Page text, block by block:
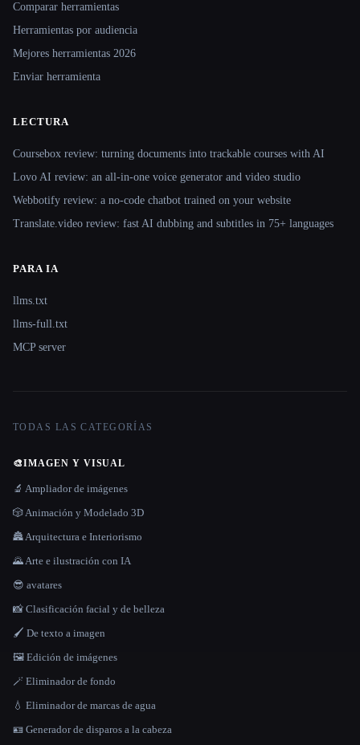
Comparar herramientas
Herramientas por audiencia
Mejores herramientas 2026
Enviar herramienta
LECTURA
Coursebox review: turning documents into trackable courses with AI
Lovo AI review: an all-in-one voice generator and video studio
Webbotify review: a no-code chatbot trained on your website
Translate.video review: fast AI dubbing and subtitles in 75+ languages
PARA IA
llms.txt
llms-full.txt
MCP server
TODAS LAS CATEGORÍAS
🎨IMAGEN Y VISUAL
🔬 Ampliador de imágenes
🎲 Animación y Modelado 3D
🏯 Arquitectura e Interiorismo
🌄 Arte e ilustración con IA
😎 avatares
📸 Clasificación facial y de belleza
🖌️ De texto a imagen
🖼️ Edición de imágenes
🪄 Eliminador de fondo
💧 Eliminador de marcas de agua
🪪 Generador de disparos a la cabeza